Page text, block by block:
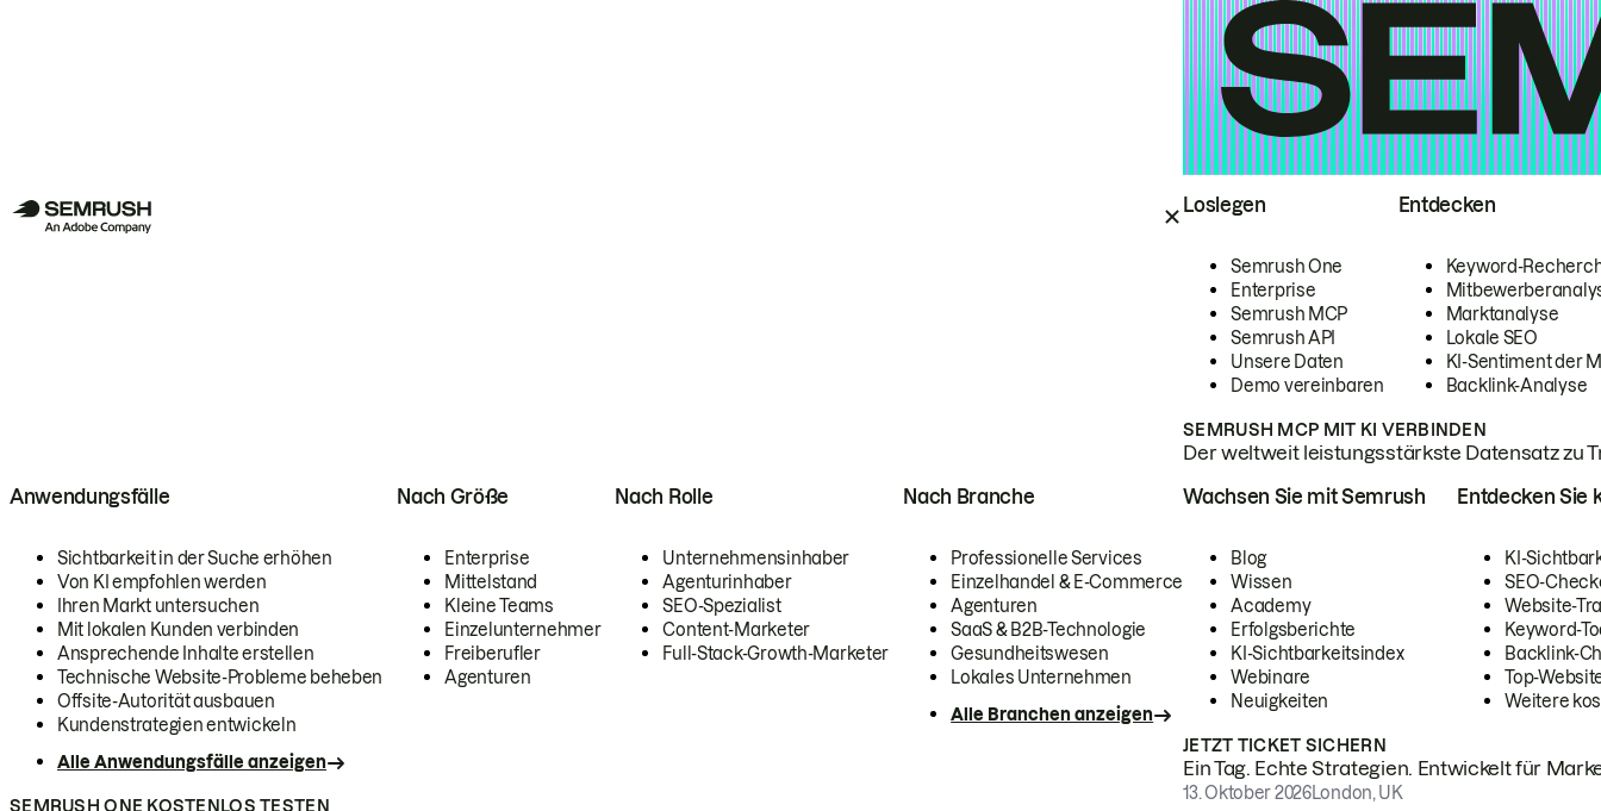
Loslegen
Semrush One
Enterprise
Semrush MCP
Semrush API
Unsere Daten
Demo vereinbaren
Entdecken
Keyword-
Marktanalyse
Lokale SEO
KI-Sentiment der
Backlink-Analyse
SEMRUSH MCP MIT KI VERBINDEN
Der weltweit leistungsstärkste Datensatz zu
Anwendungsfälle
Sichtbarkeit in der Suche erhöhen
Von KI empfohlen werden
Ihren Markt untersuchen
Mit lokalen Kunden verbinden
Ansprechende Inhalte erstellen
Technische Website-Probleme beheben
Offsite-Autorität ausbauen
Kundenstrategien entwickeln
Alle Anwendungsfälle anzeigen
Nach Größe
Enterprise
Mittelstand
Kleine Teams
Einzelunternehmer
Freiberufler
Agenturen
Nach Rolle
Unternehmensinhaber
Agenturinhaber
SEO-Spezialist
Content-Marketer
Full-Stack-Growth-Marketer
Nach Branche
Professionelle Services
Einzelhandel & E-Commerce
Agenturen
SaaS & B2B-Technologie
Gesundheitswesen
Lokales Unternehmen
Alle Branchen anzeigen
SEMRUSH ONE KOSTENLOS TESTEN
Wachsen Sie mit Semrush
Blog
Wissen
Academy
Erfolgsberichte
KI-Sichtbarkeitsindex
Webinare
Neuigkeiten
Entdecken Sie
KI-
SEO-
Website-
Keyword-
Backlink-
Top-
Weitere
JETZT TICKET SICHERN
Ein Tag. Echte Strategien. Entwickelt für
13. Oktober 2026London, UK